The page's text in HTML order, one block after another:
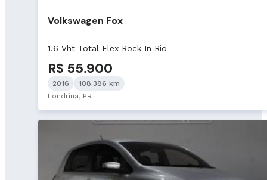
Volkswagen Fox
1.6 Vht Total Flex Rock In Rio
R$ 55.900
2016
108.386 km
Londrina, PR